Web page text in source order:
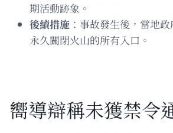
期活動跡象。
後續措施 ：事故發生後，當地
永久關閉火山的所有入口。
嚮導辯稱未獲禁令